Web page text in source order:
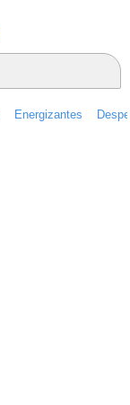
Energizantes